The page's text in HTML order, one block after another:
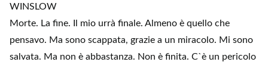
WINSLOW
Morte. La fine. Il mio urrà finale. Almeno è quello che
pensavo. Ma sono scappata, grazie a un miracolo. Mi sono
salvata. Ma non è abbastanza. Non è finita. C`è un pericolo